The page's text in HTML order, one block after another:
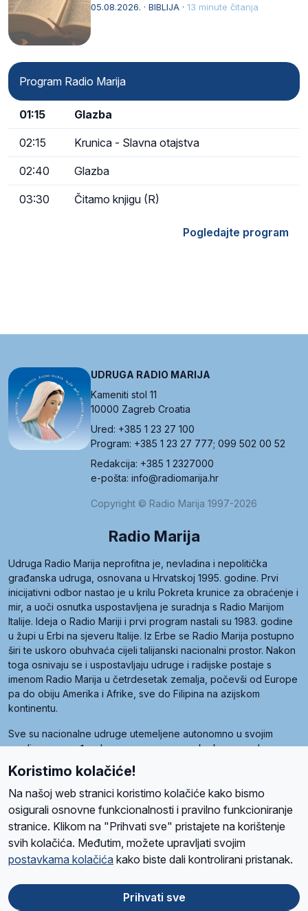
05.08.2026. · BIBLIJA · 13 minute čitanja
Program Radio Marija
01:15 Glazba
02:15 Krunica - Slavna otajstva
02:40 Glazba
03:30 Čitamo knjigu (R)
Pogledajte program
UDRUGA RADIO MARIJA
Kameniti stol 11
10000 Zagreb Croatia
Ured: +385 1 23 27 100
Program: +385 1 23 27 777; 099 502 00 52
Redakcija: +385 1 2327000
e-pošta: info@radiomarija.hr
Copyright © Radio Marija 1997-2026
Radio Marija
Udruga Radio Marija neprofitna je, nevladina i nepolitička
građanska udruga, osnovana u Hrvatskoj 1995. godine. Prvi
inicijativni odbor nastao je u krilu Pokreta krunice za obraćenje i
mir, a uoči osnutka uspostavljena je suradnja s Radio Marijom
Italije. Ideja o Radio Mariji i prvi program nastali su 1983. godine
u župi u Erbi na sjeveru Italije. Iz Erbe se Radio Marija postupno
širi te uskoro obuhvaća cijeli talijanski nacionalni prostor. Nakon
toga osnivaju se i uspostavljaju udruge i radijske postaje s
imenom Radio Marija u četrdesetak zemalja, počevši od Europe
pa do obiju Amerika i Afrike, sve do Filipina na azijskom
kontinentu.
Sve su nacionalne udruge utemeljene autonomno u svojim
zemljama, a međusobna su povezane preko krovne udruge
pod nazivom Svjetska obitelj Radio Marije (World Family of
Radio Maria). Svjetsku obitelj utemeljilo je sedam članica, među
kojima je i hrvatska Udruga Radio Marija.
O namaRadio ProgramVolonteriPrijateljiKontaktPravila privatnosti
Ova stranica je zaštićena Google reCAPTCHA sustavom
Koristimo kolačiće!
Na našoj web stranici koristimo kolačiće kako bismo
osigurali osnovne funkcionalnosti i pravilno funkcioniranje
stranice. Klikom na "Prihvati sve" pristajete na korištenje
svih kolačića. Međutim, možete upravljati svojim
postavkama kolačića kako biste dali kontrolirani pristanak.
Prihvati sve